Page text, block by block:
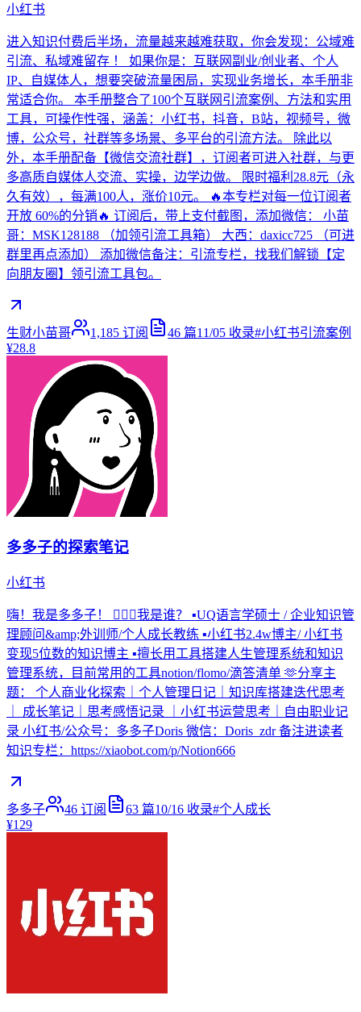
小红书
进入知识付费后半场，流量越来越难获取，你会发现：公域难
引流、私域难留存 ！ 如果你是：互联网副业/创业者、个人
IP、自媒体人，想要突破流量困局，实现业务增长，本手册非
常适合你。 本手册整合了100个互联网引流案例、方法和实用
工具，可操作性强，涵盖：小红书，抖音，B站，视频号，微
博，公众号，社群等多场景、多平台的引流方法。 除此以
外，本手册配备【微信交流社群】，订阅者可进入社群，与更
多高质自媒体人交流、实操，边学边做。 限时福利28.8元（永
久有效），每满100人，涨价10元。 🔥本专栏对每一位订阅者
开放 60%的分销🔥 订阅后，带上支付截图，添加微信： 小苗
哥：MSK128188 （加领引流工具箱） 大西：daxicc725 （可进
群里再点添加） 添加微信备注：引流专栏，找我们解锁【定
向朋友圈】领引流工具包。
生财小苗哥 1,185 订阅 46 篇11/05 收录#小红书引流案例
¥28.8
多多子的探索笔记
小红书
嗨！我是多多子！ 🤹🏻‍♀️我是谁？ ▪︎UQ语言学硕士 / 企业知识管
理顾问&amp;外训师/个人成长教练 ▪︎小红书2.4w博主/ 小红书
变现5位数的知识博主 ▪︎擅长用工具搭建人生管理系统和知识
管理系统，目前常用的工具notion/flomo/滴答清单 🫶分享主
题： 个人商业化探索｜个人管理日记｜知识库搭建迭代思考
｜ 成长笔记｜思考感悟记录 ｜小红书运营思考｜自由职业记
录 小红书/公众号：多多子Doris 微信：Doris_zdr 备注进读者
知识专栏：https://xiaobot.com/p/Notion666
多多子 46 订阅 63 篇10/16 收录#个人成长
¥129